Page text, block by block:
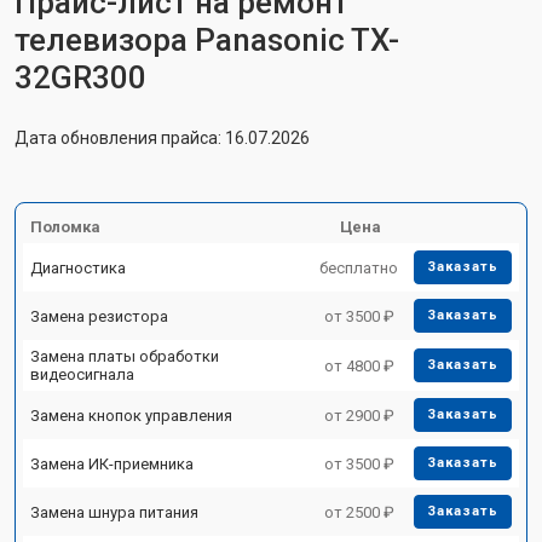
телевизора Panasonic TX-
32GR300
Дата обновления прайса: 16.07.2026
Поломка Цена
Диагностика бесплатно Заказать
Замена резистора от 3500 ₽ Заказать
Замена платы обработки
видеосигнала
от 4800 ₽ Заказать
Замена кнопок управления от 2900 ₽ Заказать
Замена ИК-приемника от 3500 ₽ Заказать
Замена шнура питания от 2500 ₽ Заказать